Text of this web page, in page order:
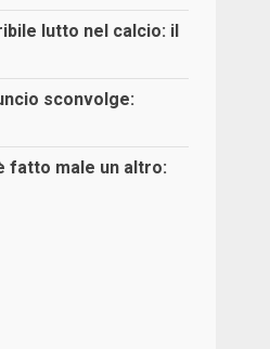
lutto nel calcio: il
sconvolge:
fatto male un altro: